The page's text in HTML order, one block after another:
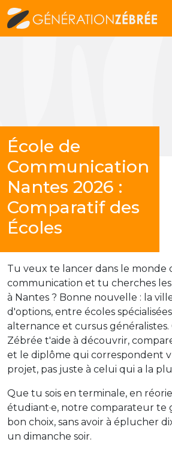
École de
Communication
Nantes 2026 :
Comparatif des
Écoles
Tu veux te lancer dans le monde
communication et tu cherches
à Nantes ? Bonne nouvelle : la
d'options, entre écoles
alternance et cursus généralistes.
Zébrée t'aide à découvrir,
et le diplôme qui correspondent
projet, pas juste à celui qui a la
Que tu sois en terminale, en
étudiant·e, notre comparateur te
bon choix, sans avoir à éplucher
un dimanche soir.